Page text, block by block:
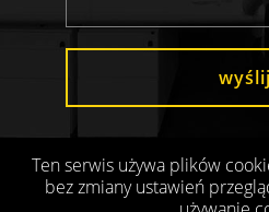
Ten serwis używa plików
bez zmiany ustawień
wyślij